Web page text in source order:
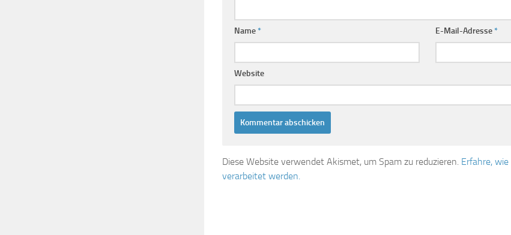
Name* E-Mail-Adresse*
Website
Diese Website verwendet Akismet, um Spam zu reduzieren. Erfahre,
verarbeitet werden.